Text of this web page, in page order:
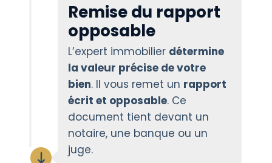
Remise du rapport
opposable
L’expert immobilier détermine
la valeur précise de votre
bien. Il vous remet un rapport
écrit et opposable. Ce
document tient devant un
notaire, une banque ou un
juge.